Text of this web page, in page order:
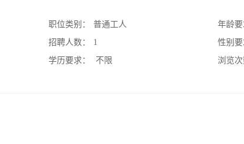
职位类别：
普通工人
招聘人数：
1
学历要求：
不限
年龄要
性别要
浏览次